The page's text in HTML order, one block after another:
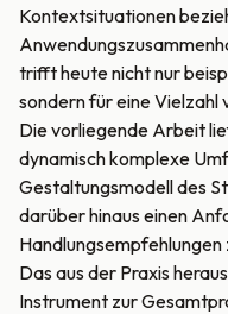
Kontextsituationen
trifft heute nicht nur
sondern für eine Vielzahl
Die vorliegende Arbeit
dynamisch komplexe
Gestaltungsmodell des
darüber hinaus einen
Handlungsempfehlungen
Das aus der Praxis
Instrument zur